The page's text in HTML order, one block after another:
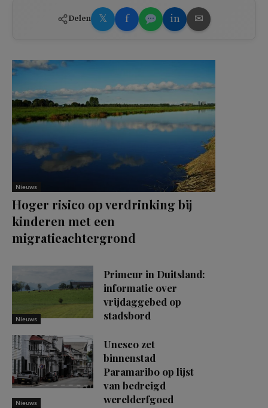
Delen 𝕏 f in ✉
Nieuws
Hoger risico op verdrinking bij
kinderen met een
migratieachtergrond
Nieuws
Primeur in Duitsland:
informatie over
vrijdaggebed op
stadsbord
Nieuws
Unesco zet
binnenstad
Paramaribo op lijst
van bedreigd
werelderfgoed